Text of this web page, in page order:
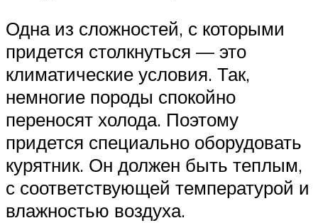
Одна из сложностей, с которыми
придется столкнуться — это
климатические условия. Так,
немногие породы спокойно
переносят холода. Поэтому
придется специально оборудовать
курятник. Он должен быть теплым,
с соответствующей температурой и
влажностью воздуха.